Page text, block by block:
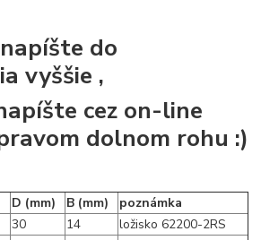
do
vyššie ,
cez on-line
dolnom rohu :)
D (mm) B (mm)
poznámka
30 14
ložisko 62200-2RS